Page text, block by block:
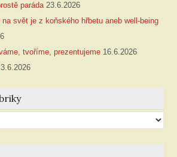
paráda 23.6.2026
na svět je z koňského hřbetu aneb well-being
tvoříme, prezentujeme 16.6.2026
3.6.2026